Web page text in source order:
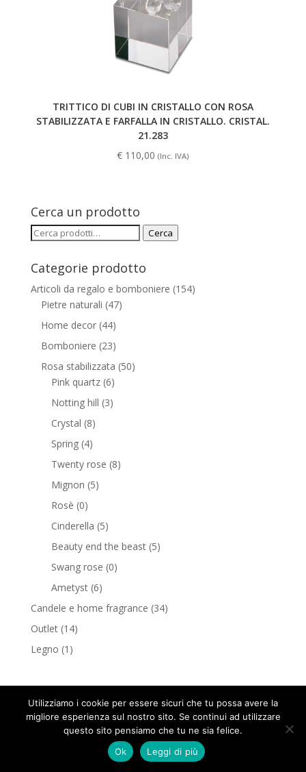
TRITTICO DI CUBI IN CRISTALLO CON ROSA
STABILIZZATA E FARFALLA IN CRISTALLO. CRISTAL.
21.283
€ 110,00 (Inc. IVA)
Cerca un prodotto
Cerca: Cerca
Categorie prodotto
Articoli da regalo e bomboniere (154)
Pietre naturali (47)
Home decor (44)
Bomboniere (23)
Rosa stabilizzata (50)
Pink quartz (6)
Notting hill (3)
Crystal (8)
Spring (4)
Twenty rose (8)
Mignon (5)
Rosè (0)
Cinderella (5)
Beauty end the beast (5)
Swang rose (0)
Ametyst (6)
Candele e home fragrance (34)
Outlet (14)
Legno (1)
G.e.a Design © Copyright 2018 tutti i diritti riservati -
P.Iva 09647290965Privacy policy- Cookie policy
Utilizziamo i cookie per essere sicuri che tu possa avere la
migliore esperienza sul nostro sito. Se continui ad utilizzare
questo sito pensiamo che tu ne sia felice.
Ok
Leggi di più